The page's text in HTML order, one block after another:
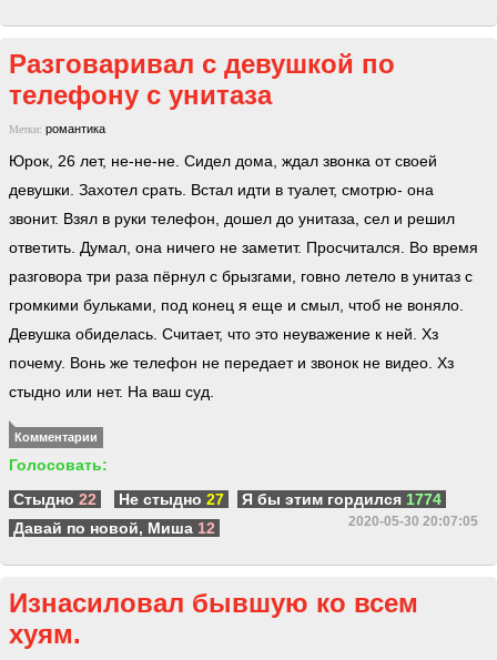
Разговаривал с девушкой по
телефону с унитаза
Метки: романтика
Юрок, 26 лет, не-не-не. Сидел дома, ждал звонка от своей
девушки. Захотел срать. Встал идти в туалет, смотрю- она
звонит. Взял в руки телефон, дошел до унитаза, сел и решил
ответить. Думал, она ничего не заметит. Просчитался. Во время
разговора три раза пёрнул с брызгами, говно летело в унитаз с
громкими бульками, под конец я еще и смыл, чтоб не воняло.
Девушка обиделась. Считает, что это неуважение к ней. Хз
почему. Вонь же телефон не передает и звонок не видео. Хз
стыдно или нет. На ваш суд.
Комментарии
Голосовать:
Стыдно 22 Не стыдно 27 Я бы этим гордился 1774
Давай по новой, Миша 12 2020-05-30 20:07:05
Изнасиловал бывшую ко всем
хуям.